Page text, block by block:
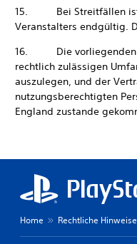
15. Bei Streitfällen ist
Veranstalters endgültig.
16. Die vorliegenden
rechtlich zulässigen
auszulegen, und der
nutzungsberechtigten
England zustande
Home Rechtliche Hinweise